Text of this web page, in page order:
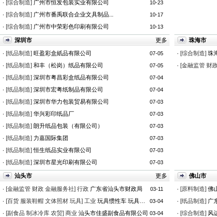
10-23
· [综合制造] 广州市恒发包装实业有限公司
10-17
· [综合制造] 广州市番禹联合企业文具制品...
10-13
· [综合制造] 广州市中荣彩色印刷有限公司
深圳市
更多
07-05
· [纸品制造] 旺盈彩盒紙品有限公司
07-05
· [纸品制造] 和丰（松岗）纸品有限公司
07-04
· [纸品制造] 深圳市粤昌彩盒纸品有限公司
07-04
· [纸品制造] 深圳市宏粤纸制品有限公司
07-03
· [纸品制造] 深圳市华力包装贸易有限公司
07-03
· [纸品制造] 华兴彩印纸品厂
07-03
· [纸品制造] 朗升纸品包装（有限公司）
07-03
· [纸品制造] 力嘉国际集团
07-03
· [纸品制造] 恒生纸品实业有限公司
07-03
· [纸品制造] 深圳市星光印刷有限公司
珠海市
· [综合制造] 珠
· [金融监管 财
汕头市 更多
03-11
· [金融监管 财政 金融服务社] 行政 广东省汕头市财政局
03-04
· [百货 服装鞋帽 文体照材 玩具] 工业 玩具惯性车 玩具电动车...
03-04
· [副食品 制冰冷库 农贸] 商业 汕头市佳盛副食品有限公司
佛山市
· [原料制造] 佛
· [纸品制造] 广
· [综合制造] 风